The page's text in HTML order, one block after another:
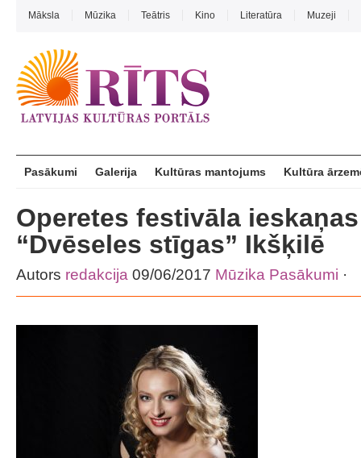
Māksla Mūzika Teātris Kino Literatūra Muzeji
Pasākumi Galerija Kultūras mantojums Kultūra
Operetes festivāla
“Dvēseles stīgas” Ikšķilē
Autors redakcija 09/06/2017 Mūzika Pasākumi ·